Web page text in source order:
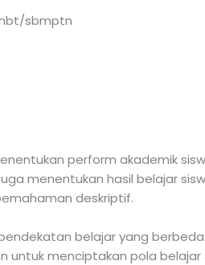
perform akademik
menentukan hasil belajar
deskriptif.
belajar yang
untuk menciptakan pola